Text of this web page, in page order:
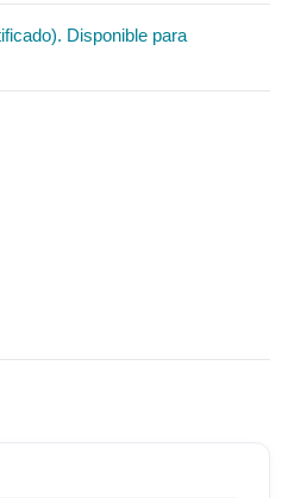
Disponible para